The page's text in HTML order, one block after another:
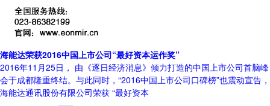
海能达荣获2016中国上市公司“最好资本运作奖”
2016年11月25日， 由《逐日经济消息》倾力打造的中国上市公司首脑峰
会于成都隆重终结。与此同时，“2016中国上市公司口碑榜”也震动宣告，
海能达通讯股份有限公司荣获 “最好资本